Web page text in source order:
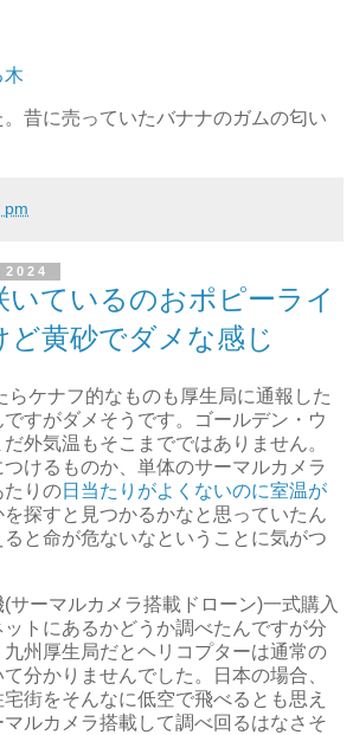
木
昔に売っていたバナナのガムの匂い
pm
いているのおポピーライ
ど黄砂でダメな感じ
らケナフ的なものも厚生局に通報した
すがダメそうです。ゴールデン・ウ
外気温もそこまでではありません。
けるものか、単体のサーマルカメラ
たりの日当たりがよくないのに室温が
を探すと見つかるかなと思っていたん
と命が危ないなということに気がつ
サーマルカメラ搭載ドローン)一式購入
トにあるかどうか調べたんですが分
州厚生局だとヘリコプターは通常の
分かりませんでした。日本の場合、
街をそんなに低空で飛べるとも思え
ルカメラ搭載して調べ回るはなさそ